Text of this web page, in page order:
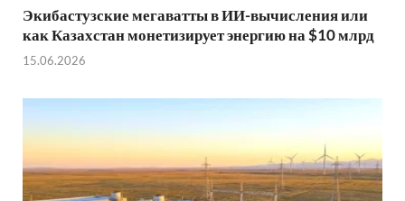
Экибастузские мегаватты в ИИ-вычисления или
как Казахстан монетизирует энергию на $10 млрд
15.06.2026